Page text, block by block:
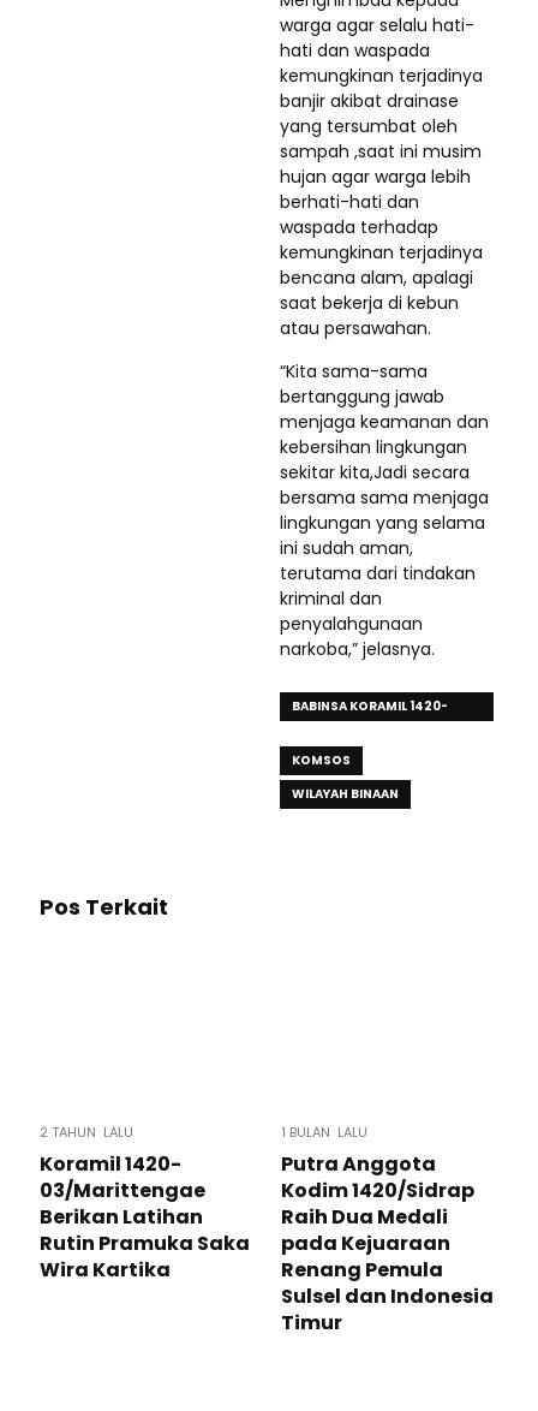
warga agar selalu hati-
hati dan waspada
kemungkinan terjadinya
banjir akibat drainase
yang tersumbat oleh
sampah ,saat ini musim
hujan agar warga lebih
berhati-hati dan
waspada terhadap
kemungkinan terjadinya
bencana alam, apalagi
saat bekerja di kebun
atau persawahan.
“Kita sama-sama
bertanggung jawab
menjaga keamanan dan
kebersihan lingkungan
sekitar kita,Jadi secara
bersama sama menjaga
lingkungan yang selama
ini sudah aman,
terutama dari tindakan
kriminal dan
penyalahgunaan
narkoba,” jelasnya.
BABINSA KORAMIL 1420-
KOMSOS
WILAYAH BINAAN
Pos Terkait
2 TAHUN LALU
Koramil 1420-
03/Marittengae
Berikan Latihan
Rutin Pramuka Saka
Wira Kartika
1 BULAN LALU
Putra Anggota
Kodim 1420/Sidrap
Raih Dua Medali
pada Kejuaraan
Renang Pemula
Sulsel dan Indonesia
Timur